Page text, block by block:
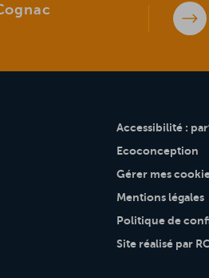
Accessibilité :
Ecoconception
Gérer mes
Mentions légales
Politique de
Site réalisé par